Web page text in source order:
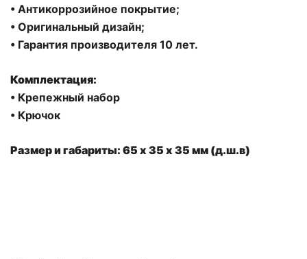
• Антикоррозийное покрытие;
• Оригинальный дизайн;
• Гарантия производителя 10 лет.
Комплектация:
• Крепежный набор
• Крючок
Размер и габариты: 65 х 35 x 35 мм (д.ш.в)